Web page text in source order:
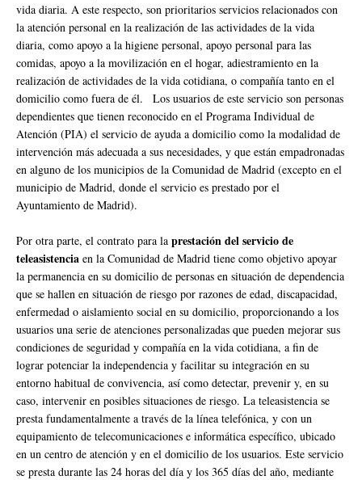
vida diaria. A este respecto, son prioritarios servicios relacionados con
la atención personal en la realización de las actividades de la vida
diaria, como apoyo a la higiene personal, apoyo personal para las
comidas, apoyo a la movilización en el hogar, adiestramiento en la
realización de actividades de la vida cotidiana, o compañía tanto en el
domicilio como fuera de él. Los usuarios de este servicio son personas
dependientes que tienen reconocido en el Programa Individual de
Atención (PIA) el servicio de ayuda a domicilio como la modalidad de
intervención más adecuada a sus necesidades, y que están empadronadas
en alguno de los municipios de la Comunidad de Madrid (excepto en el
municipio de Madrid, donde el servicio es prestado por el
Ayuntamiento de Madrid).
Por otra parte, el contrato para la prestación del servicio de
teleasistencia en la Comunidad de Madrid tiene como objetivo apoyar
la permanencia en su domicilio de personas en situación de dependencia
que se hallen en situación de riesgo por razones de edad, discapacidad,
enfermedad o aislamiento social en su domicilio, proporcionando a los
usuarios una serie de atenciones personalizadas que pueden mejorar sus
condiciones de seguridad y compañía en la vida cotidiana, a fin de
lograr potenciar la independencia y facilitar su integración en su
entorno habitual de convivencia, así como detectar, prevenir y, en su
caso, intervenir en posibles situaciones de riesgo. La teleasistencia se
presta fundamentalmente a través de la línea telefónica, y con un
equipamiento de telecomunicaciones e informática específico, ubicado
en un centro de atención y en el domicilio de los usuarios. Este servicio
se presta durante las 24 horas del día y los 365 días del año, mediante